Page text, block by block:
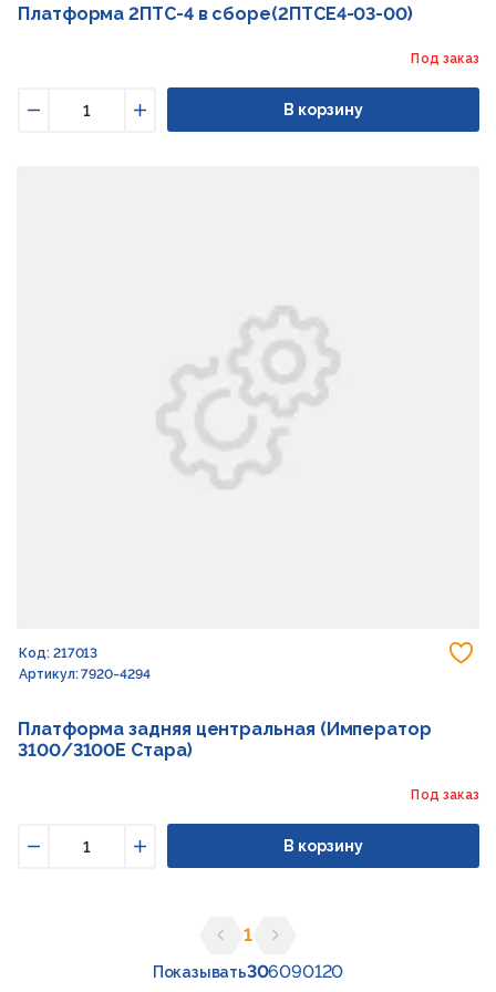
Платформа 2ПТС-4 в сборе(2ПТСЕ4-03-00)
Под заказ
Увеличить
В корзину
Код: 217013
Артикул: 7920-4294
Платформа задняя центральная (Император
3100/3100E Стара)
Под заказ
Увеличить
В корзину
Предыдущая страница
1
Следующая страница
Показывать306090120